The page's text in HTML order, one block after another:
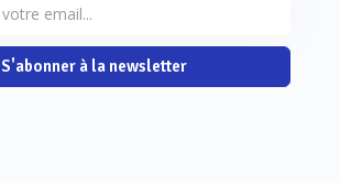
S'abonner à la newsletter